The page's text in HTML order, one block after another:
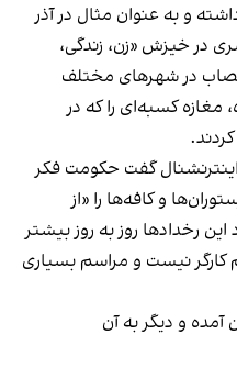
و به عنوان مثال در آذر
در خیزش «زن، زندگی،
در شهرهای مختلف
مغازه کسبه‌ای را که در
گفت حکومت فکر
و کافه‌ها را «از
این رخدادها روز به روز بیشتر
نیست و مراسم بسیاری
آمده و دیگر به آن